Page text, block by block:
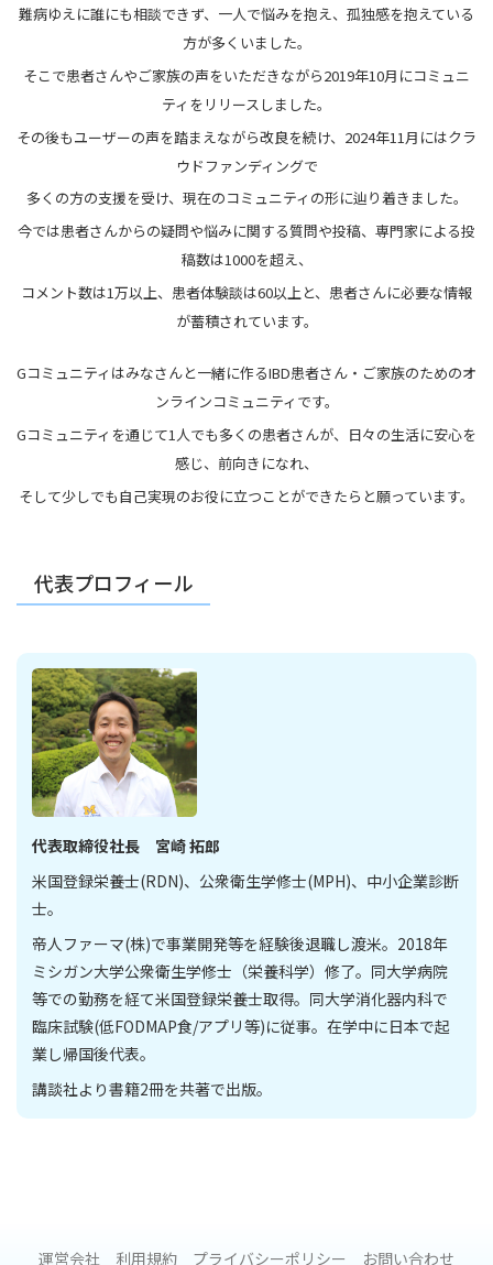
難病ゆえに誰にも相談できず、一人で悩みを抱え、孤独感を抱えている
方が多くいました。
そこで患者さんやご家族の声をいただきながら2019年10月にコミュニ
ティをリリースしました。
その後もユーザーの声を踏まえながら改良を続け、2024年11月にはクラ
ウドファンディングで
多くの方の支援を受け、現在のコミュニティの形に辿り着きました。
今では患者さんからの疑問や悩みに関する質問や投稿、専門家による投
稿数は1000を超え、
コメント数は1万以上、患者体験談は60以上と、患者さんに必要な情報
が蓄積されています。
Gコミュニティはみなさんと一緒に作るIBD患者さん・ご家族のためのオ
ンラインコミュニティです。
Gコミュニティを通じて1人でも多くの患者さんが、日々の生活に安心を
感じ、前向きになれ、
そして少しでも自己実現のお役に立つことができたらと願っています。
代表プロフィール
代表取締役社長 宮崎 拓郎
米国登録栄養士(RDN)、公衆衛生学修士(MPH)、中小企業診断
士。
帝人ファーマ(株)で事業開発等を経験後退職し渡米。2018年
ミシガン大学公衆衛生学修士（栄養科学）修了。同大学病院
等での勤務を経て米国登録栄養士取得。同大学消化器内科で
臨床試験(低FODMAP食/アプリ等)に従事。在学中に日本で起
業し帰国後代表。
講談社より書籍2冊を共著で出版。
運営会社 利用規約 プライバシーポリシー お問い合わせ